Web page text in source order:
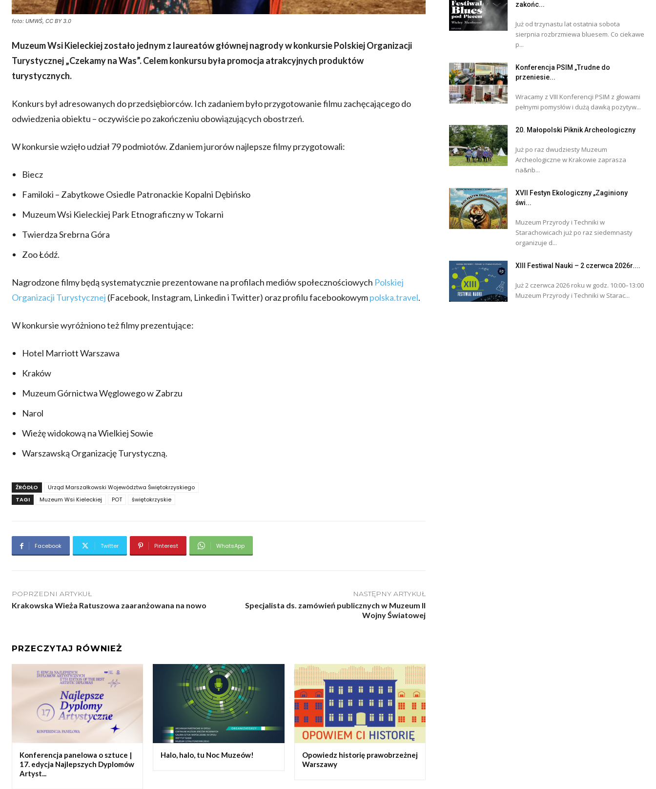
foto: UMWŚ, CC BY 3.0
Muzeum Wsi Kieleckiej zostało jednym z laureatów głównej nagrody w konkursie Polskiej Organizacji
Turystycznej „Czekamy na Was”. Celem konkursu była promocja atrakcyjnych produktów
turystycznych.
Konkurs był adresowanych do przedsiębiorców. Ich zadaniem było przygotowanie filmu zachęcającego do
odwiedzenia obiektu – oczywiście po zakończeniu obowiązujących obostrzeń.
W konkursie wzięło udział 79 podmiotów. Zdaniem jurorów najlepsze filmy przygotowali:
Biecz
Familoki – Zabytkowe Osiedle Patronackie Kopalni Dębińsko
Muzeum Wsi Kieleckiej Park Etnograficzny w Tokarni
Twierdza Srebrna Góra
Zoo Łódź.
Nagrodzone filmy będą systematycznie prezentowane na profilach mediów społecznościowych Polskiej
Organizacji Turystycznej (Facebook, Instagram, Linkedin i Twitter) oraz profilu facebookowympolska.travel.
W konkursie wyróżniono też filmy prezentujące:
Hotel Marriott Warszawa
Kraków
Muzeum Górnictwa Węglowego w Zabrzu
Narol
Wieżę widokową na Wielkiej Sowie
Warszawską Organizację Turystyczną.
ŹRÓDŁO
Urząd Marszałkowski Województwa Świętokrzyskiego
TAGI
Muzeum Wsi Kieleckiej POT świętokrzyskie
Facebook Twitter Pinterest WhatsApp
POPRZEDNI ARTYKUŁ
Krakowska Wieża Ratuszowa zaaranżowana na nowo
NASTĘPNY ARTYKUŁ
Specjalista ds. zamówień publicznych w Muzeum II
Wojny Światowej
PRZECZYTAJ RÓWNIEŻ
Konferencja panelowa o sztuce |
17. edycja Najlepszych Dyplomów
Artyst...
Halo, halo, tu Noc Muzeów!
Opowiedz historię prawobrzeżnej
Warszawy
zakońc...
Już od trzynastu lat ostatnia sobota
sierpnia rozbrzmiewa bluesem. Co ciekawe
p...
Konferencja PSIM „Trudne do
przeniesie...
Wracamy z VIII Konferencji PSIM z głowami
pełnymi pomysłów i dużą dawką pozytyw...
20. Małopolski Piknik Archeologiczny
Już po raz dwudziesty Muzeum
Archeologiczne w Krakowie zaprasza
na&nb...
XVII Festyn Ekologiczny „Zaginiony
świ...
Muzeum Przyrody i Techniki w
Starachowicach już po raz siedemnasty
organizuje d...
XIII Festiwal Nauki – 2 czerwca 2026r....
Już 2 czerwca 2026 roku w godz. 10:00–13:00
Muzeum Przyrody i Techniki w Starac...